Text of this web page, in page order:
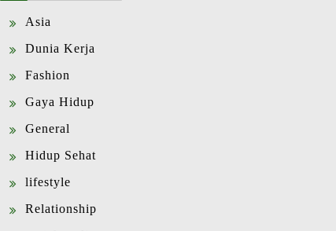
Asia
Dunia Kerja
Fashion
Gaya Hidup
General
Hidup Sehat
lifestyle
Relationship